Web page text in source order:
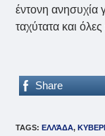
έντονη ανησυχία
ταχύτατα και
Share
TAGS: ΕΛΛΆΔΑ,